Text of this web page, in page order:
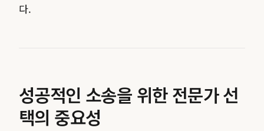
다.
성공적인 소송을 위한 전문가 선
택의 중요성